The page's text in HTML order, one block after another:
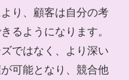
り、顧客は自分の考
るようになります。
ではなく、より深い
可能となり、競合他